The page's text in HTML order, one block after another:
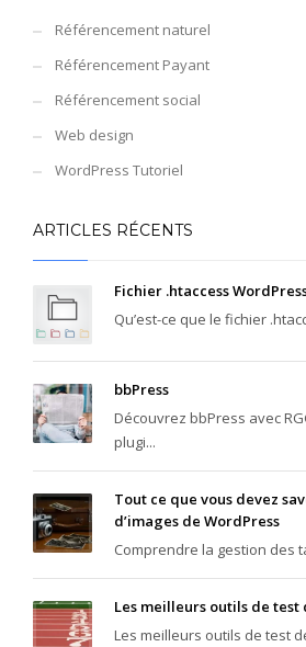
Référencement naturel
Référencement Payant
Référencement social
Web design
WordPress Tutoriel
ARTICLES RÉCENTS
Fichier .htaccess
Qu’est-ce que le fichier
bbPress
Découvrez bbPress avec
plugi...
Tout ce que vous devez
d’images de WordPress
Comprendre la gestion des
Les meilleurs outils de
Les meilleurs outils de test